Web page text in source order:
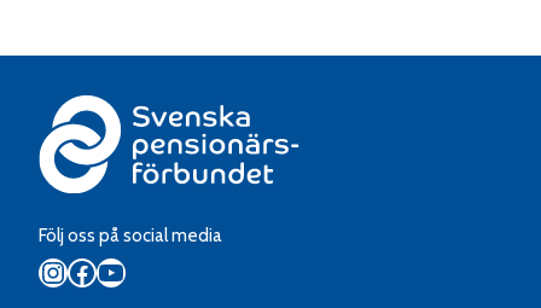
Följ oss på social media
Instagram
Facebook
YouTube